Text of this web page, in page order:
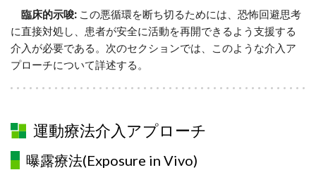
臨床的示唆: この悪循環を断ち切るためには、恐怖回避思考
に直接対処し、患者が安全に活動を再開できるよう支援する
介入が必要である。次のセクションでは、このような介入ア
プローチについて詳述する。
運動療法介入アプローチ
曝露療法(Exposure in Vivo)